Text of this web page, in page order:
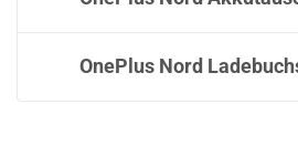
OnePlus Nord